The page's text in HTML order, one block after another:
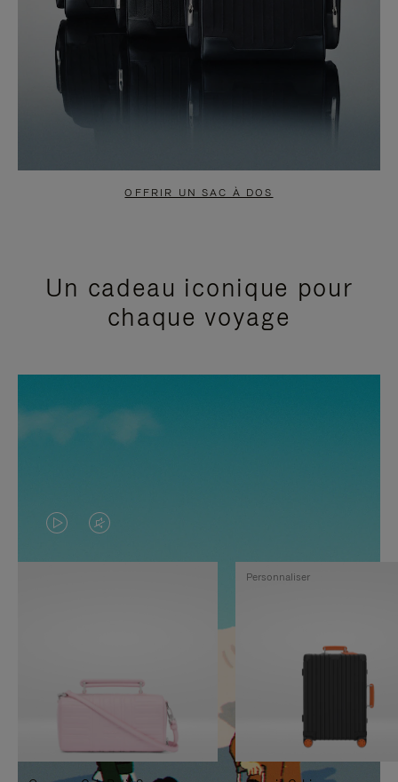
OFFRIR UN SAC À DOS
Un cadeau iconique pour
chaque voyage
LA
VIDÉO
PAUSE,
APPUYEZ
SUR
LE
SON
DÉSACTIVÉ.
VEUILLEZ
Personnaliser